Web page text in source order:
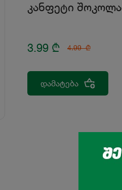
კანფეტი
3.99 ₾ 4.99 ₾
დამატება